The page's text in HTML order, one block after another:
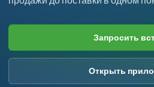
Запросить
Открыть